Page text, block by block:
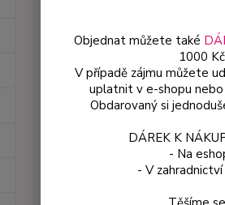
Objednat můžete také
1000
V případě zájmu můžete
uplatnit v e-shopu nebo
Obdarovaný si
DÁREK K
- Na
- V